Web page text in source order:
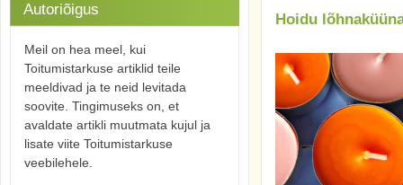
Hoidu
Autoriõigus
Meil on hea meel, kui
Toitumistarkuse artiklid teile
meeldivad ja te neid levitada
soovite. Tingimuseks on, et
avaldate artikli muutmata kujul ja
lisate viite Toitumistarkuse
veebilehele.